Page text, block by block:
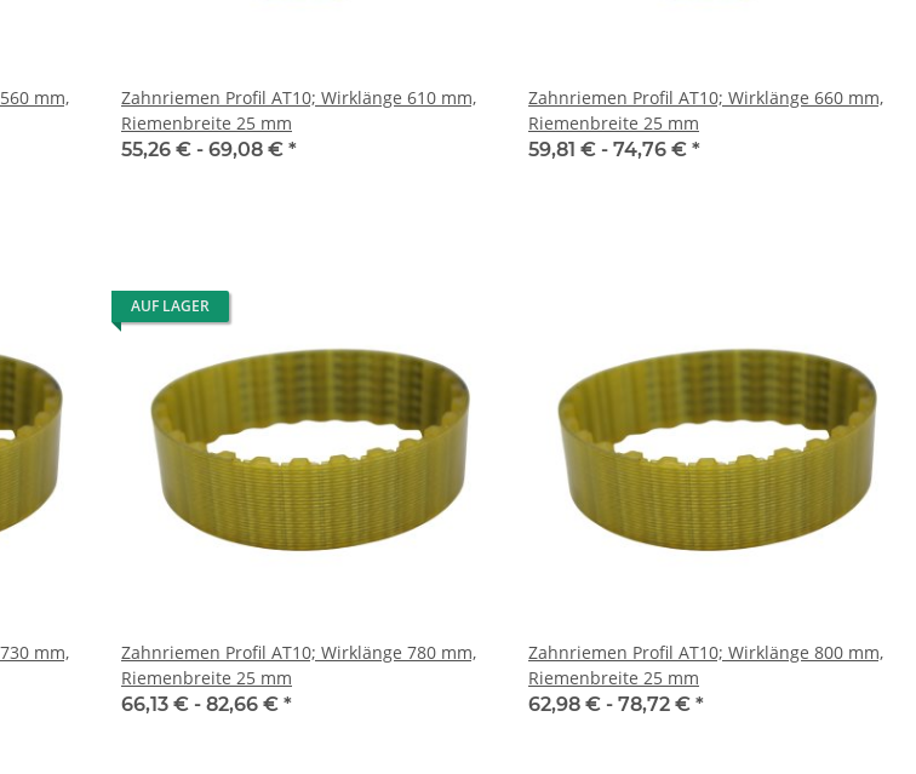
Zahnriemen Profil AT10; Wirklänge 610 mm,
Riemenbreite 25 mm
55,26 € - 69,08 € *
Zahnriemen Profil AT10; Wirklänge 660 mm,
Riemenbreite 25 mm
59,81 € - 74,76 € *
AUF LAGER
Zahnriemen Profil AT10; Wirklänge 780 mm,
Riemenbreite 25 mm
66,13 € - 82,66 € *
Zahnriemen Profil AT10; Wirklänge 800 mm,
Riemenbreite 25 mm
62,98 € - 78,72 € *